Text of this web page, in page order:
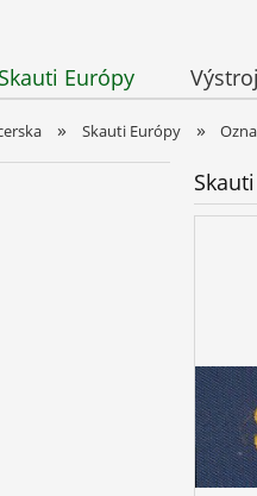
Skauti Európy Výstroj
» Skauti Európy »